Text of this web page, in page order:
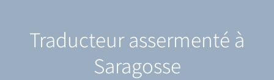
Traducteur assermenté à
Saragosse